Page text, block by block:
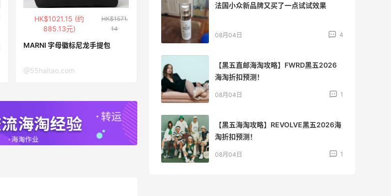
HK$1021.15 (约
885.13元)
HK$1571.
14
MARNI 字母徽标尼龙手提包
@55haitao.com
法国小众新品牌又买了一点试试效果
【黑五海淘攻略】REVOLVE黑五2026海
淘折扣预测！
iherb维生素b推荐好物，性价比超高
08月04日
复购多次的一款镁片，日常用很合适
08月04日
买一点Three的东西吧，Three也算是时
代的眼泪了
08月04日